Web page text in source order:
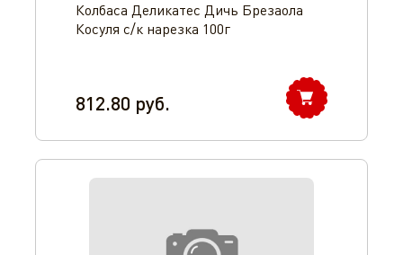
Колбаса Деликатес Дичь Брезаола
Косуля с/к нарезка 100г
812.80 руб.